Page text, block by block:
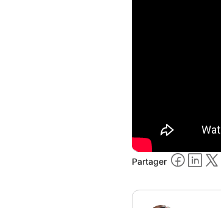
Partager